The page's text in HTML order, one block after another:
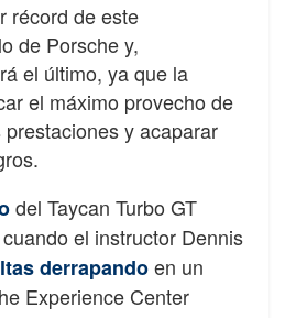
récord de este
de Porsche y,
el último, ya que la
el máximo provecho de
y acaparar
del Taycan Turbo GT
el instructor Dennis
derrapandoen un
Experience Center